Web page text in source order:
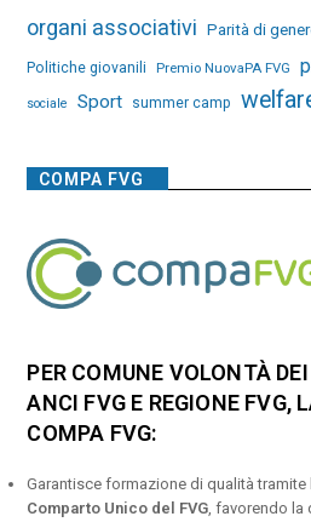
organi associativi Parità di
Politiche giovanili Premio NuovaPA FVG
sociale Sport summer camp
COMPA FVG
PER COMUNE VOLONTÀ
ANCI FVG E REGIONE FVG,
COMPA FVG:
Garantisce formazione di qualità
Comparto Unico del FVG, favorendo la